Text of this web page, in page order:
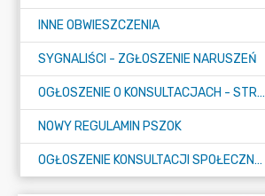
INNE OBWIESZCZENIA
SYGNALIŚCI - ZGŁOSZENIE NARUSZEŃ
OGŁOSZENIE O KONSULTACJACH - STRATEGIA
NOWY REGULAMIN PSZOK
OGŁOSZENIE KONSULTACJI SPOŁECZNYCH